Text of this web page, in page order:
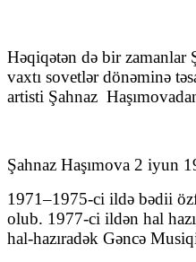
Həqiqətən də bir zamanlar
vaxtı sovetlər dönəminə
artisti Şahnaz
Şahnaz Haşımova 2 iyun
1971–1975-ci ildə bədii
olub. 1977-ci ildən hal
hal-hazıradək Gəncə